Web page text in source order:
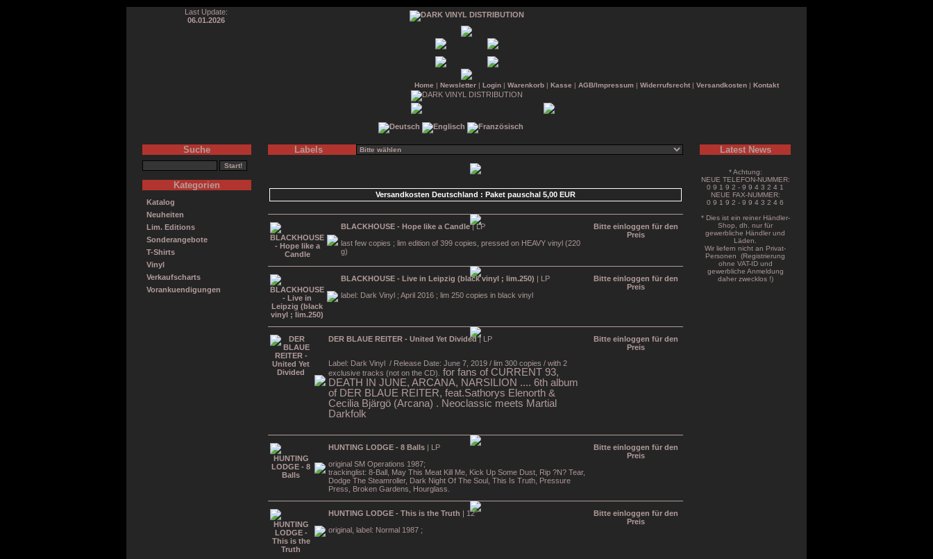
Last Update:
06.01.2026
Home | Newsletter| Login| Warenkorb| Kasse | AGB/Impressum| Widerrufsrecht| Versandkosten| Kontakt
Suche
Kategorien
Katalog
Neuheiten
Lim. Editions
Sonderangebote
T-Shirts
Vinyl
Verkaufscharts
Vorankuendigungen
Labels
Versandkosten Deutschland : Paket pauschal 5,00 EUR
BLACKHOUSE - Hope like a Candle| LP
last few copies ; lim edition of 399 copies, pressed on HEAVY vinyl (220
g)
Bitte einloggen für den
Preis
BLACKHOUSE - Live in Leipzig (black vinyl ; lim.250) | LP
label: Dark Vinyl ; April 2016 ; lim 250 copies in black vinyl
Bitte einloggen für den
Preis
DER BLAUE REITER - United Yet Divided| LP
Label: Dark Vinyl / Release Date: June 7, 2019 / lim 300 copies / with 2
exclusive tracks (not on the CD).
for fans of CURRENT 93,
DEATH IN JUNE, ARCANA, NARSILION .... 6th album
of DER BLAUE REITER, feat.Sathorys Elenorth &
Cecilia Bjärgö (Arcana) . Neoclassic meets Martial
Darkfolk
Bitte einloggen für den
Preis
HUNTING LODGE - 8 Balls | LP
original SM Operations 1987;
trackinglist: 8-Ball, May This Meat Kill Me, Kick Up Some Dust, Rip ?N? Tear,
Dodge The Steamroller, Dark Night Of The Soul, This Is Truth, Pressure
Press, Broken Gardens, Hourglass.
Bitte einloggen für den
Preis
HUNTING LODGE - This is the Truth | 12"
original, label: Normal 1987 ;
Bitte einloggen für den
Preis
Latest News
* Achtung:
NEUE TELEFON-NUMMER:
0 9 1 9 2 - 9 9 4 3 2 4 1
NEUE FAX-NUMMER:
0 9 1 9 2 - 9 9 4 3 2 4 6
* Dies ist ein reiner Händler-
Shop, dh. nur für
gewerbliche Händler und
Läden.
Wir liefern nicht an Privat-
Personen (Registrierung
ohne VAT-ID und
gewerbliche Anmeldung
daher zwecklos !)